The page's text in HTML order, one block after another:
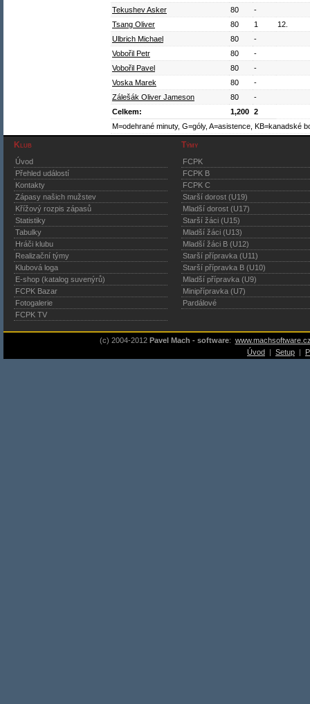
Tekushev Asker
80
-
Tsang Oliver
80 1
12.
Ulbrich Michael
80
-
Vobořil Petr
80
-
Vobořil Pavel
80
-
Voska Marek
80
-
Zálešák Oliver Jameson
80
-
Celkem:
1,200 2
M=odehrané minuty, G=góly, A=asistence, KB=kanadské
Klub
Úvod
Přehled událostí
Kontakty
Zápasy našich mužstev
Křížový rozpis zápasů
Statistiky
Tabulky
Hráči klubu
Realizační týmy
Klubová loga
E-shop (katalog suvenýrů)
FCPK Bazar
Fotogalerie
FCPK TV
Týmy
FCPK
FCPK B
FCPK C
Starší dorost (U19)
Mladší dorost (U17)
Starší žáci (U15)
Mladší žáci (U13)
Mladší žáci B (U12)
Starší přípravka (U11)
Starší přípravka B (U10)
Mladší přípravka (U9)
Minipřípravka (U7)
Pardálové
(c) 2004-2012 Pavel Mach - software:
Úvod | Setup |